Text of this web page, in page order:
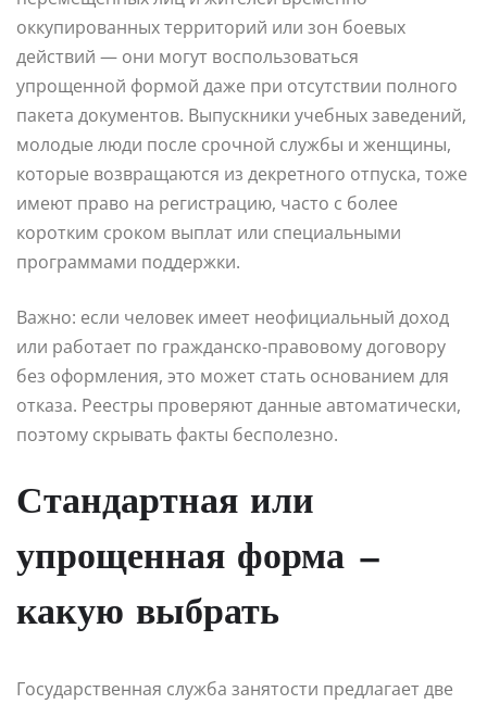
оккупированных территорий или зон боевых
действий — они могут воспользоваться
упрощенной формой даже при отсутствии полного
пакета документов. Выпускники учебных заведений,
молодые люди после срочной службы и женщины,
которые возвращаются из декретного отпуска, тоже
имеют право на регистрацию, часто с более
коротким сроком выплат или специальными
программами поддержки.
Важно: если человек имеет неофициальный доход
или работает по гражданско-правовому договору
без оформления, это может стать основанием для
отказа. Реестры проверяют данные автоматически,
поэтому скрывать факты бесполезно.
Стандартная или
упрощенная форма —
какую выбрать
Государственная служба занятости предлагает две